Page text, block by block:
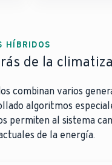
HÍBRIDOS
de la
combinan varios
algoritmos
permiten al sistema
de la energía.